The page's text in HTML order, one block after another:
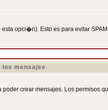
opci�n). Esto es para evitar
los mensajes
crear mensajes. Los permisos